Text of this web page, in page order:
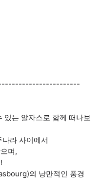
있는 알자스로 함께 떠나보
라 사이에서
며,
의 낭만적인 풍경